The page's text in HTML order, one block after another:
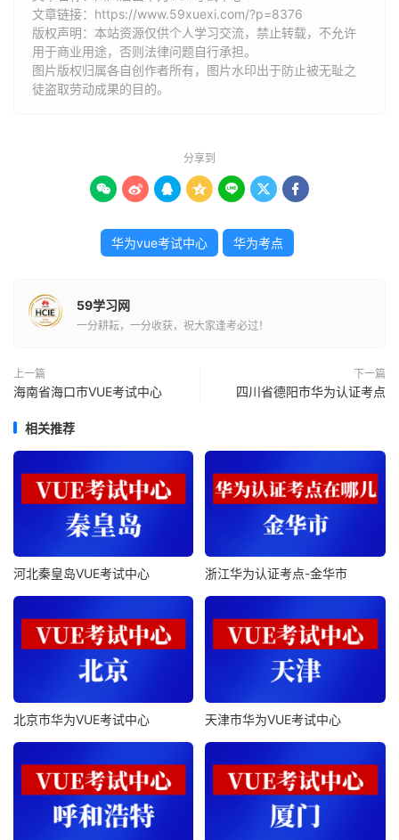
文章链接： https://www.59xuexi.com/?p=8376
版权声明：本站资源仅供个人学习交流，禁止转载，不允许
用于商业用途，否则法律问题自行承担。
图片版权归属各自创作者所有，图片水印出于防止被无耻之
徒盗取劳动成果的目的。
分享到
      
华为vue考试中心 华为考点
59学习网
一分耕耘，一分收获，祝大家逢考必过！
上一篇
海南省海口市VUE考试中心
下一篇
四川省德阳市华为认证考点
相关推荐
河北秦皇岛VUE考试中心 浙江华为认证考点-金华市
北京市华为VUE考试中心 天津市华为VUE考试中心